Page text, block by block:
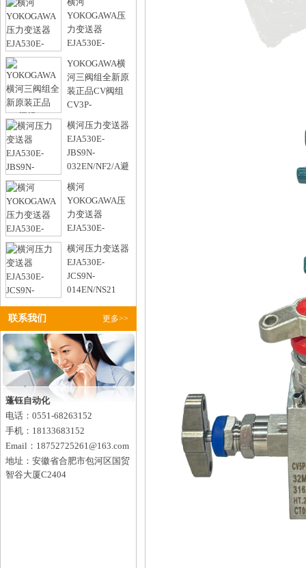
法兰安装差压变送器
型号：
YOKOGAWA压
力变送器
EJA530E-
017EL/NS21本安质保1年
型号：
YOKOGAWA横
河三阀组全新原
装正品CV阀组
CV3P-
0NF3LE/D1
型号：
横河压力变送器
EJA530E-
JBS9N-
032EN/NF2/A避
雷器M20X1.5过
程接口
型号：
横河
YOKOGAWA压
力变送器
EJA530E-
JBS4N-
017EN/KU22/MA2带材质证明
型号：
横河压力变送器
EJA530E-
JCS9N-
014EN/NS21
型号：
更多>>
联系我们
蓬钰自动化
电话：0551-68263152
手机：18133683152
Email：18752725261@163.com
地址：安徽省合肥市包河区国贸
智谷大厦C2404